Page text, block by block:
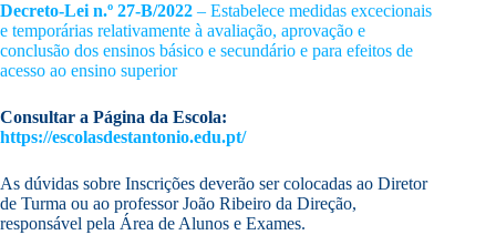
Decreto-Lei n.º 27-B/2022 – Estabelece medidas excecionais
e temporárias relativamente à avaliação, aprovação e
conclusão dos ensinos básico e secundário e para efeitos de
acesso ao ensino superior
Consultar a Página da Escola:
https://escolasdestantonio.edu.pt/
As dúvidas sobre Inscrições deverão ser colocadas ao Diretor
de Turma ou ao professor João Ribeiro da Direção,
responsável pela Área de Alunos e Exames.